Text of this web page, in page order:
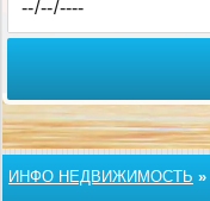
ИНФО НЕДВИЖИМОСТЬ »